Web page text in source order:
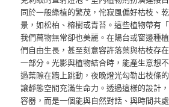
同於一般綠植的繁茂，侘寂風偏好枯枝、
景，如松柏、榕樹或青苔。這些植物帶有
我們萬物無常卻也美麗。在陽台或窗邊種
們自由生長，甚至刻意容許落葉與枯枝存
一部分。光影與植物結合時，能產生意想
過葉隙在牆上跳動，夜晚燈光勾勒出枝條
讓靜態空間充滿生命力。透過這樣的設計
容器，而是一個能與自然對話、與時間共